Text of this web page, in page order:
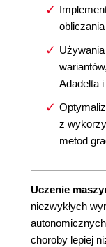
Adadelta
z
metod
Uczenie
niezwykłych
choroby lepiej